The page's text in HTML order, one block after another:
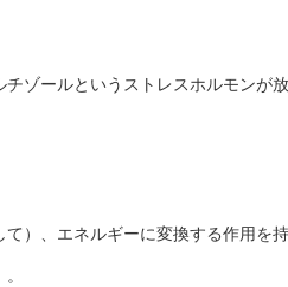
ゾールというストレスホルモンが放
）、エネルギーに変換する作用を